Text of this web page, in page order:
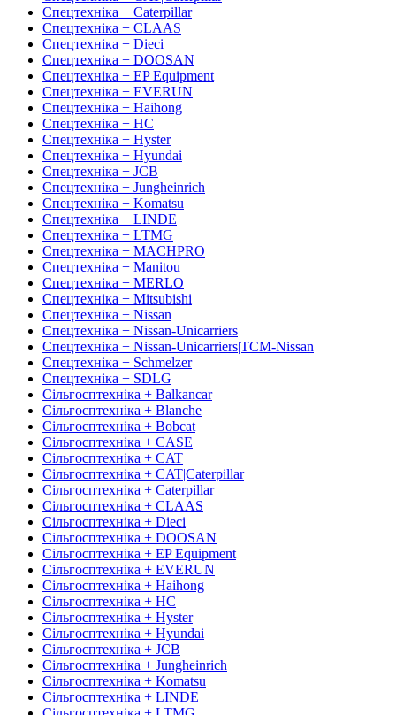
Спецтехніка + Caterpillar
Спецтехніка + CLAAS
Спецтехніка + Dieci
Спецтехніка + DOOSAN
Спецтехніка + EP Equipment
Спецтехніка + EVERUN
Спецтехніка + Haihong
Спецтехніка + HC
Спецтехніка + Hyster
Спецтехніка + Hyundai
Спецтехніка + JCB
Спецтехніка + Jungheinrich
Спецтехніка + Komatsu
Спецтехніка + LINDE
Спецтехніка + LTMG
Спецтехніка + MACHPRO
Спецтехніка + Manitou
Спецтехніка + MERLO
Спецтехніка + Mitsubishi
Спецтехніка + Nissan
Спецтехніка + Nissan-Unicarriers
Спецтехніка + Nissan-Unicarriers|TCM-Nissan
Спецтехніка + Schmelzer
Спецтехніка + SDLG
Сільгосптехніка + Balkancar
Сільгосптехніка + Blanche
Сільгосптехніка + Bobcat
Сільгосптехніка + CASE
Сільгосптехніка + CAT
Сільгосптехніка + CAT|Caterpillar
Сільгосптехніка + Caterpillar
Сільгосптехніка + CLAAS
Сільгосптехніка + Dieci
Сільгосптехніка + DOOSAN
Сільгосптехніка + EP Equipment
Сільгосптехніка + EVERUN
Сільгосптехніка + Haihong
Сільгосптехніка + HC
Сільгосптехніка + Hyster
Сільгосптехніка + Hyundai
Сільгосптехніка + JCB
Сільгосптехніка + Jungheinrich
Сільгосптехніка + Komatsu
Сільгосптехніка + LINDE